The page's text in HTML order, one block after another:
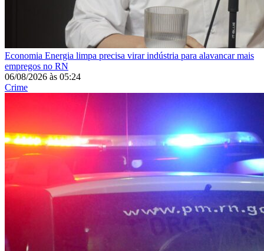
Economia Energia limpa precisa virar indústria para alavancar mais
empregos no RN
06/08/2026 às 05:24
Crime